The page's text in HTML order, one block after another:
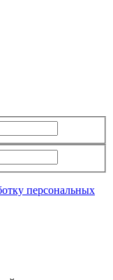
персональных